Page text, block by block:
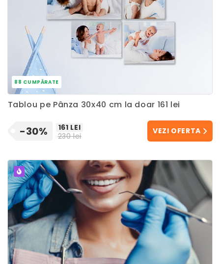
88 CUMPĂRATE
Tablou pe Pânza 30x40 cm la doar 161 lei
-30%
161 LEI
230 lei
VEZI OFERTA
POPULAR